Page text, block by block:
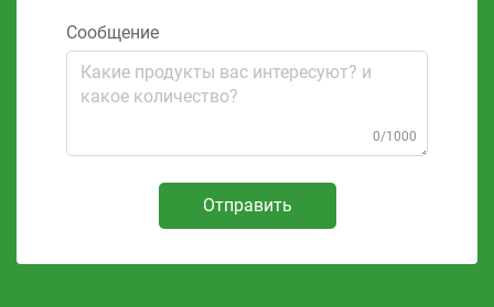
Сообщение
0/1000
Отправить